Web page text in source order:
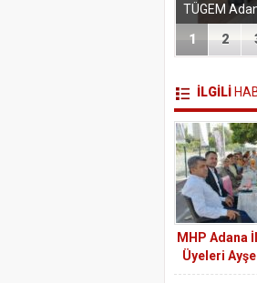
1 2
İLGİLİ
MHP Adana
Üyeleri
Kılıç: Var